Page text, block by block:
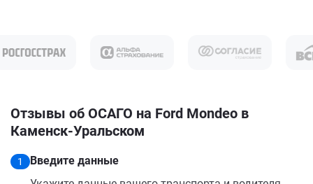
Отзывы об ОСАГО на Ford Mondeo в
Каменск-Уральском
1
Введите данные